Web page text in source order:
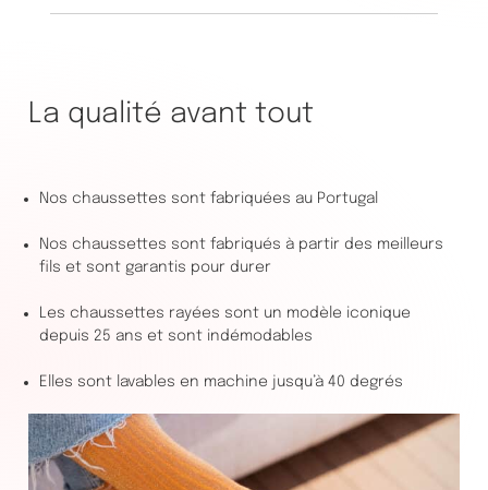
La qualité avant tout
Nos chaussettes sont fabriquées au Portugal
Nos chaussettes sont fabriqués à partir des meilleurs
fils et sont garantis pour durer
Les chaussettes rayées sont un modèle iconique
depuis 25 ans et sont indémodables
Elles sont lavables en machine jusqu’à 40 degrés